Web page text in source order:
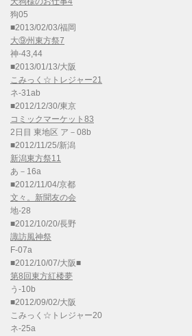
狗05
■2013/02/03/福岡
大⑨州東方祭7
神-43,44
■2013/01/13/大阪
こみっく☆トレジャー21
ネ-31ab
■2012/12/30/東京
コミックマーケット83
2日目 東地区 ア－08b
■2012/11/25/新潟
新潟東方祭11
あ－16a
■2012/11/04/京都
文々。新聞友の会
地-28
■2012/10/20/長野
諏訪風神祭
F-07a
■2012/10/07/大阪■
第8回東方紅楼夢
う-10b
■2012/09/02/大阪
こみっく☆トレジャー20
ネ-25a